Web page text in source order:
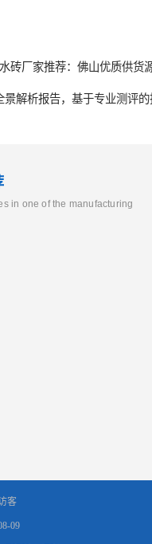
砖厂家推荐：佛山优质供货
景解析报告，基于专业测评
in one of the manufacturing
客
09